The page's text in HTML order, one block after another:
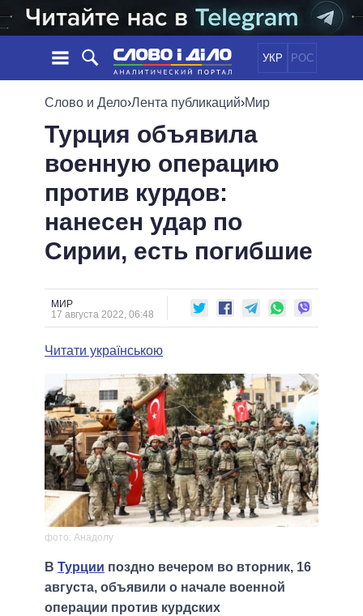
УКР РОС
НОВОСТИ
ЛЕНТА
СОБЫТИЯ
СТАТЬИ
МНЕНИЯ
ОБЗОРЫ
ДАЙДЖЕСТЫ
ПОЛИТИКА
ЭКОНОМИКА
ОБЩЕСТВО
ОБЕЩАНИЯ
ПОЛИТИКИ
ВСЕ ПОЛИТИКИ
ПРЕЗИДЕНТ И ОФИС
ВЕРХОВНАЯ РАДА
ГЛАВЫ ОБЛАДМИНИСТРАЦИЙ
МЭРЫ
ВСЕ ПЕРСОНЫ
ИНФОГРАФИКА
ВИДЕО
СРАВНЕНИЕ ПОЛИТИКОВ
Слово и Дело›Лента публикаций›Мир
Турция объявила
военную операцию
против курдов:
нанесен удар по
Сирии, есть погибшие
МИР
17 августа 2022, 06:48
Читати українською
фото: Анадолу
В Турции поздно вечером во вторник, 16
августа, объявили о начале военной
операции против курдских